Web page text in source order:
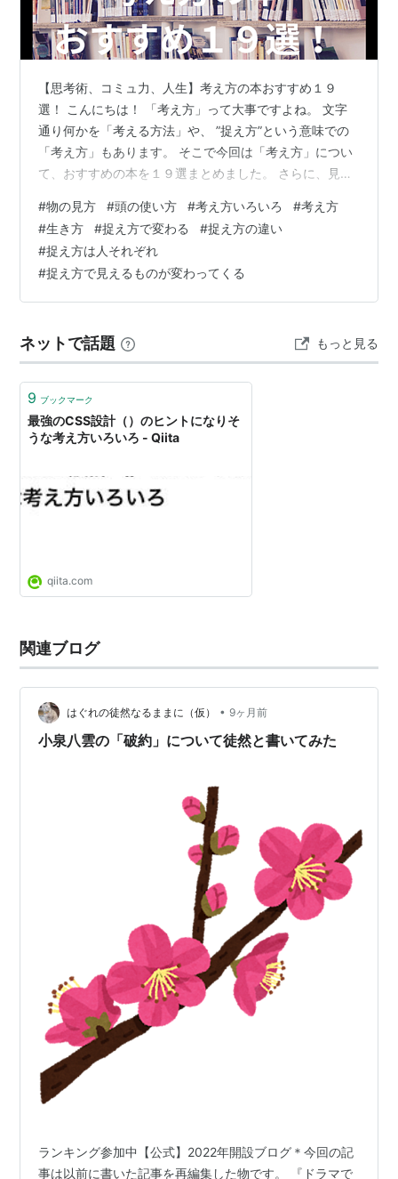
【思考術、コミュ力、人生】考え方の本おすすめ１９
選！ こんにちは！ 「考え方」って大事ですよね。 文字
通り何かを「考える方法」や、 ”捉え方”という意味での
「考え方」もあります。 そこで今回は「考え方」につい
て、おすすめの本を１９選まとめました。 さらに、見や
内容▶考え方の本おすすめ【思考術編】▶考え方の本お
すすめ【コミュ力編】▶考え方の本おすすめ【生活編】
▶考え方の本おすすめ【人生編】▶忙しくて読めない？
でも音楽は聴く！それならオーディオブックはどうです
か？ 色んな考え方を吸収したい人にはピッタリな記事で
#物の見方 #頭の使い方 #考え方いろいろ #考え方
#生き方 #捉え方で変わる #捉え方の違い
#捉え方は人それぞれ
#捉え方で見えるものが変わってくる
ネットで話題 もっと見る
9 ブックマーク
最強のCSS設計（）のヒントになりそ
うな考え方いろいろ - Qiita
qiita.com
関連ブログ
はぐれの徒然なるままに（仮） • 9ヶ月前
小泉八雲の「破約」について徒然と書いてみた
ランキング参加中【公式】2022年開設ブログ＊今回の記
事は以前に書いた記事を再編集した物です。 『ドラマで